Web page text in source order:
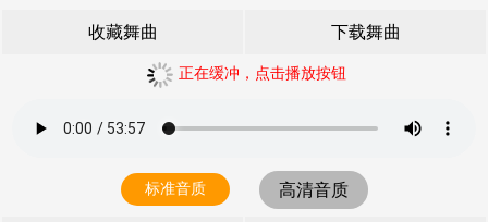
收藏舞曲 下载舞曲
正在缓冲，点击播放按钮
标准音质 高清音质